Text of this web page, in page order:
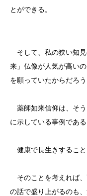
とができる。
そして、私の狭い知
来」仏像が人気が高い
を願っていたからだろう
薬師如来信仰は、そ
に示している事例である
健康で長生きすること
そのことを考えれば
の話で盛り上がるのも